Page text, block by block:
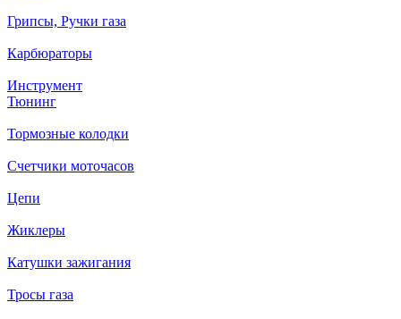
Грипсы, Ручки газа
Карбюраторы
Инструмент
Тюнинг
Тормозные колодки
Счетчики моточасов
Цепи
Жиклеры
Катушки зажигания
Тросы газа